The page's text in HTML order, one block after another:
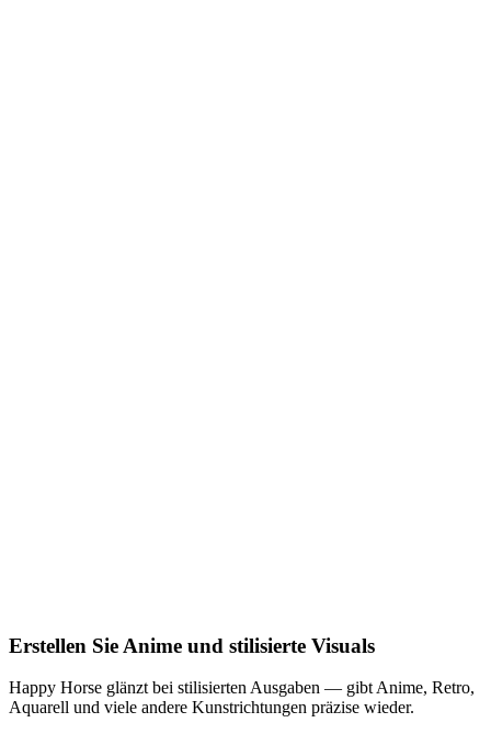
Erstellen Sie Anime und stilisierte Visuals
Happy Horse glänzt bei stilisierten Ausgaben — gibt Anime, Retro,
Aquarell und viele andere Kunstrichtungen präzise wieder.